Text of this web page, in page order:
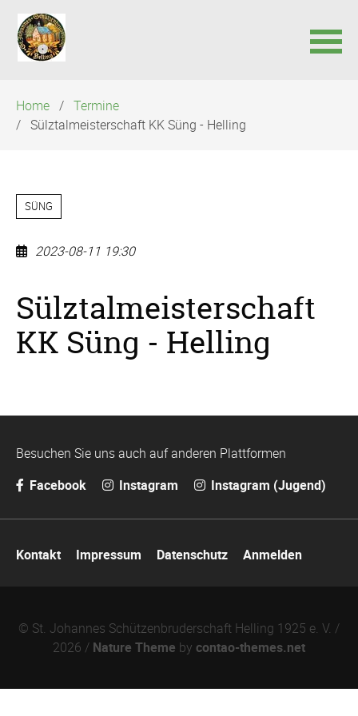
überspringen
Home
Termine
Sülztalmeisterschaft KK Süng - Helling
SÜNG
2023-08-11 19:30
Sülztalmeisterschaft
KK Süng - Helling
Besuchen Sie uns auch auf anderen Plattformen
Facebook
Instagram Instagram (Jugend)
überspringen
Kontakt Impressum Datenschutz Anmelden
© St. Johannes Schützenbruderschaft Helling 1925 e. V. /
2026 / Nature Theme by contao-themes.net